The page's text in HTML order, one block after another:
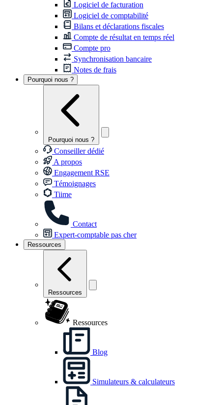
Logiciel de facturation
Logiciel de comptabilité
Bilans et déclarations fiscales
Compte de résultat en temps réel
Compte pro
Synchronisation bancaire
Notes de frais
Pourquoi nous ?
Pourquoi nous ?
Conseiller dédié
A propos
Engagement RSE
Témoignages
Tiime
Contact
Expert-comptable pas cher
Ressources
Ressources
Ressources
Blog
Simulateurs & calculateurs